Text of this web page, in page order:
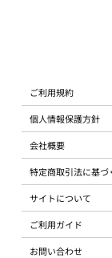
ご利用規約
個人情報保護方針
会社概要
特定商取引法に基づ
サイトについて
ご利用ガイド
お問い合わせ